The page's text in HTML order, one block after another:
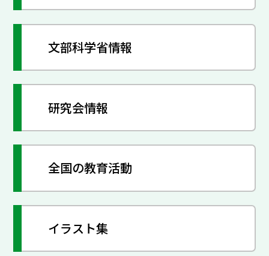
文部科学省情報
研究会情報
全国の教育活動
イラスト集